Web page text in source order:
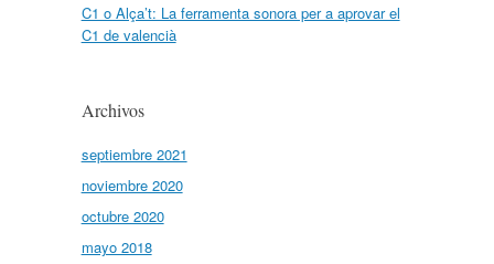
C1 o Alça’t: La ferramenta sonora per a aprovar el
C1 de valencià
Archivos
septiembre 2021
noviembre 2020
octubre 2020
mayo 2018